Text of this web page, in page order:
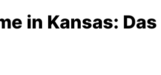
in Kansas: